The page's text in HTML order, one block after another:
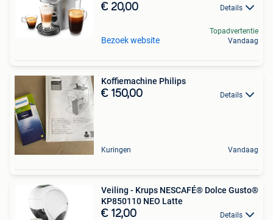
€ 20,00 Details
Bezoek website
Topadvertentie
Vandaag
Koffiemachine Philips
€ 150,00 Details
Kuringen Vandaag
Veiling - Krups NESCAFÉ® Dolce Gusto®
KP850110 NEO Latte
€ 12,00 Details